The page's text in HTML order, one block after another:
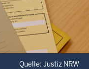
Quelle: Justiz NRW